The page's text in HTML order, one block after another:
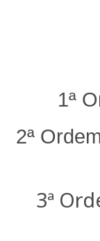
1ª
2ª
3ª